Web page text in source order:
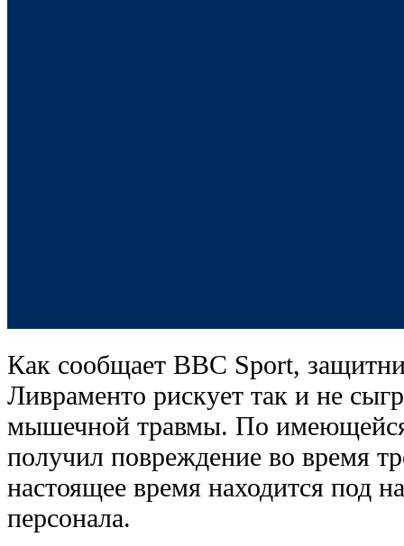
Как сообщает BBC Sport,
Ливраменто рискует так и не
мышечной травмы. По
получил повреждение во время
настоящее время находится под
персонала.